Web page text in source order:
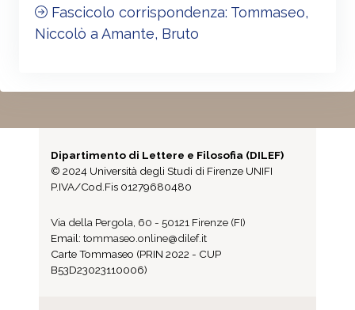
Fascicolo corrispondenza: Tommaseo,
Niccolò a Amante, Bruto
Dipartimento di Lettere e Filosofia (DILEF)
© 2024 Università degli Studi di Firenze UNIFI
P.IVA/Cod.Fis 01279680480
Via della Pergola, 60 - 50121 Firenze (FI)
Email: tommaseo.online@dilef.it
Carte Tommaseo (PRIN 2022 - CUP
B53D23023110006)